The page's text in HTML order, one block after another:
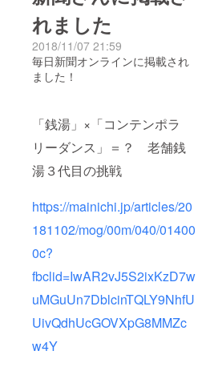
れました
2018/11/07 21:59
毎日新聞オンラインに掲載され
ました！
「銭湯」×「コンテンポラ
リーダンス」＝？ 老舗銭
湯３代目の挑戦
https://mainichi.jp/articles/20
181102/mog/00m/040/01400
0c?
fbclid=IwAR2vJ5S2ixKzD7w
uMGuUn7DblcinTQLY9NhfU
UivQdhUcGOVXpG8MMZc
w4Y